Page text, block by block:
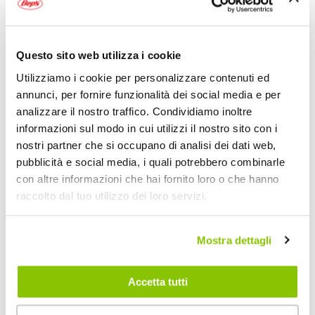
Questo sito web utilizza i cookie
Utilizziamo i cookie per personalizzare contenuti ed
annunci, per fornire funzionalità dei social media e per
analizzare il nostro traffico. Condividiamo inoltre
informazioni sul modo in cui utilizzi il nostro sito con i
nostri partner che si occupano di analisi dei dati web,
pubblicità e social media, i quali potrebbero combinarle
con altre informazioni che hai fornito loro o che hanno
raccolto dal tuo utilizzo dei loro servizi.
Mostra dettagli
Accetta tutti
199,95 €
Accessori per caschi moto
delle migliori marche solo da
Bep's